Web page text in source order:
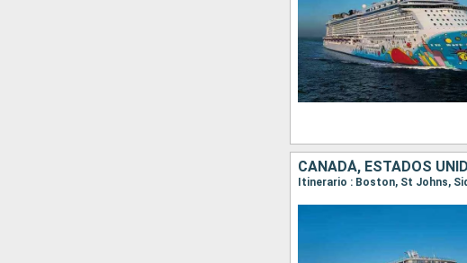
CANADÁ, ESTADOS
Itinerario : Boston, St Johns,